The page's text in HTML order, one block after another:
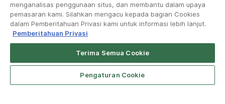
© Grab 2010 - 2026
menganalisas penggunaan situs, dan membantu dalam upaya
pemasaran kami. Silahkan mengacu kepada bagian Cookies
dalam Pemberitahuan Privasi kami untuk informasi lebih lanjut.
Pemberitahuan Privasi
Terima Semua Cookie
Pengaturan Cookie